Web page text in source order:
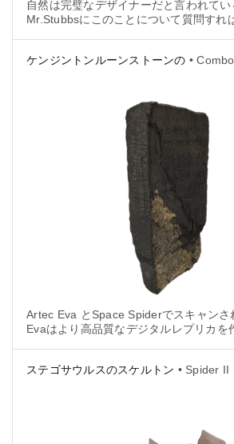
自然は完璧なデザイナーだと言われてい
Mr.Stubbsにこのことについて質問すれ
ケンジントンルーンストーンの • Combo
Artec Eva とSpace Spiderでスキャンさ
Evaはより高品質なデジタルレプリカを
キャンするために使用されました。その
ステゴサウルスのスケルトン • Spider II